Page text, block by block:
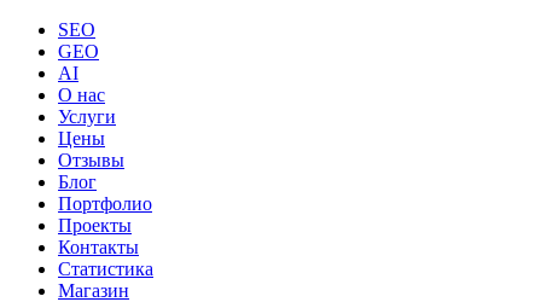
SEO
GEO
AI
О нас
Услуги
Цены
Отзывы
Блог
Портфолио
Проекты
Контакты
Статистика
Магазин